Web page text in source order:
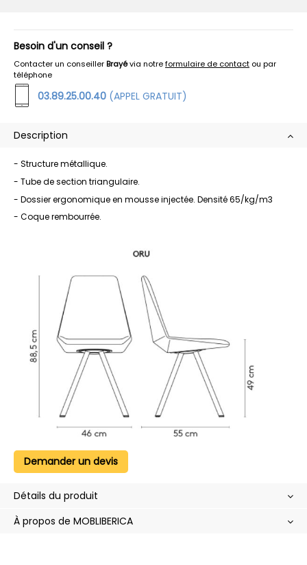
Besoin d'un conseil ?
Contacter un conseillerBrayévia notreformulaire de contact ou par
téléphone
03.89.25.00.40 (APPEL GRATUIT)
Description
- Structure métallique.
- Tube de section triangulaire.
- Dossier ergonomique en mousse injectée. Densité 65/kg/m3
- Coque rembourrée.
Demander un devis
Détails du produit
À propos de MOBLIBERICA